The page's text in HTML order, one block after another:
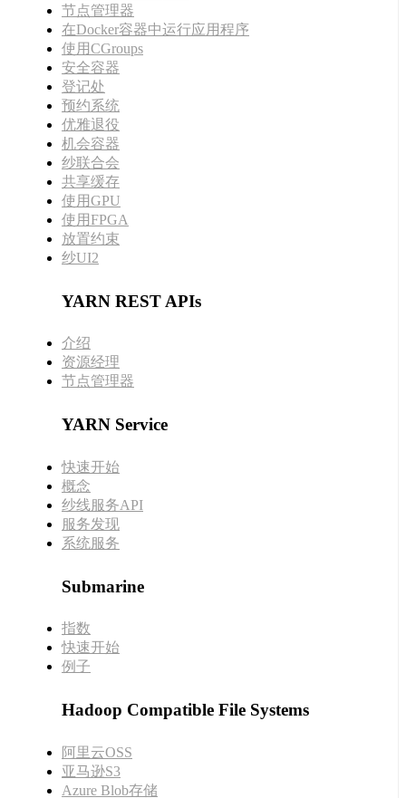
节点管理器
在Docker容器中运行应用程序
使用CGroups
安全容器
登记处
预约系统
优雅退役
机会容器
纱联合会
共享缓存
使用GPU
使用FPGA
放置约束
纱UI2
YARN REST APIs
介绍
资源经理
节点管理器
YARN Service
快速开始
概念
纱线服务API
服务发现
系统服务
Submarine
指数
快速开始
例子
Hadoop Compatible File Systems
阿里云OSS
亚马逊S3
Azure Blob存储